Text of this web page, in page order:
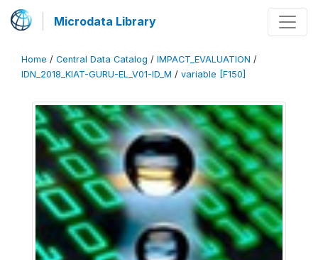
Microdata Library
Home / Central Data Catalog / IMPACT_EVALUATION /
IDN_2018_KIAT-GURU-EL_V01-ID_M / variable [F150]